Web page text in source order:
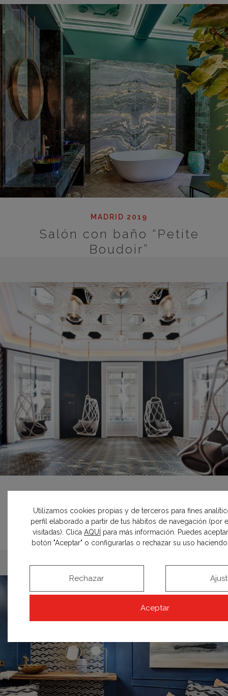
MADRID 2019
Salón con baño “Petite
Boudoir”
Sala de Danza “El salón de
baile” – Espacio The Corner
Group
Utilizamos cookies propias y de terceros para fines
perfil elaborado a partir de tus hábitos de navegación (por
visitadas). Clica AQUÍ para más información. Puedes
botón "Aceptar" o configurarlas o rechazar su uso
Aceptar
Rechazar